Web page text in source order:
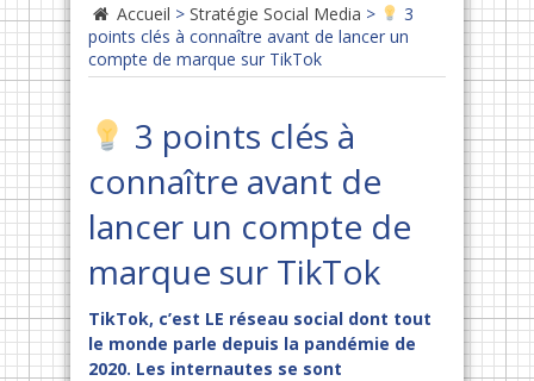
Accueil > Stratégie Social Media >
3
points clés à connaître avant de lancer un
compte de marque sur TikTok
3 points clés à
connaître avant de
lancer un compte de
marque sur TikTok
TikTok, c’est LE réseau social dont tout
le monde parle depuis la pandémie de
2020. Les internautes se sont